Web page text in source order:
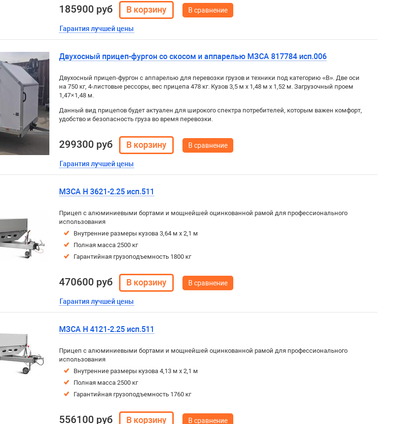
185900 руб
Гарантия лучшей цены
В сравнение
Двухосный прицеп-фургон со скосом и аппарелью МЗСА 817784 исп.006
Двухосный прицеп-фургон с аппарелью для перевозки грузов и техники под категорию «B». Две оси
на 750 кг, 4-листовые рессоры, вес прицепа 478 кг. Кузов 3,5 м x 1,48 м x 1,52 м. Загрузочный проем
1,47×1,48 м.
Данный вид прицепов будет актуален для широкого спектра потребителей, которым важен комфорт,
удобство и безопасность груза во время перевозки.
299300 руб
Гарантия лучшей цены
В сравнение
МЗСА H 3621-2.25 исп.511
Прицеп с алюминиевыми бортами и мощнейшей оцинкованной рамой для профессионального
использования
Внутренние размеры кузова 3,64 м х 2,1 м
Полная масса 2500 кг
Гарантийная грузоподъемность 1800 кг
470600 руб
Гарантия лучшей цены
В сравнение
МЗСА H 4121-2.25 исп.511
Прицеп с алюминиевыми бортами и мощнейшей оцинкованной рамой для профессионального
использования
Внутренние размеры кузова 4,13 м х 2,1 м
Полная масса 2500 кг
Гарантийная грузоподъемность 1760 кг
556100 руб В сравнение